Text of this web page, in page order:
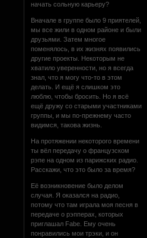
начать сольную карьеру?
Вначале в группе было 9 приятелей,
мы все жили в одном районе и были
друзьями. Затем многое
поменялось, в их жизнях появились
другие проекты. Некоторым не
хватило уверенности, но я всегда
знал, что я могу что-то в этом
делать. И ещё я слишком это
люблю, чтобы бросить. Но я всё
ещё дружу со старыми участниками
группы, и мы по-прежнему часто
видимся, такова жизнь.
На протяжении некоторого времени
ты вёл передачу о французском
рэпе на одном из парижских радио.
Расскажи, что это было за время?
Её возникновение было делом
случая. Я оказался на радио,
потому что там играла моя песня в
передаче о рэпперах, которых
приглашал Fabe. Ему очень
понравились мои трэки, и он